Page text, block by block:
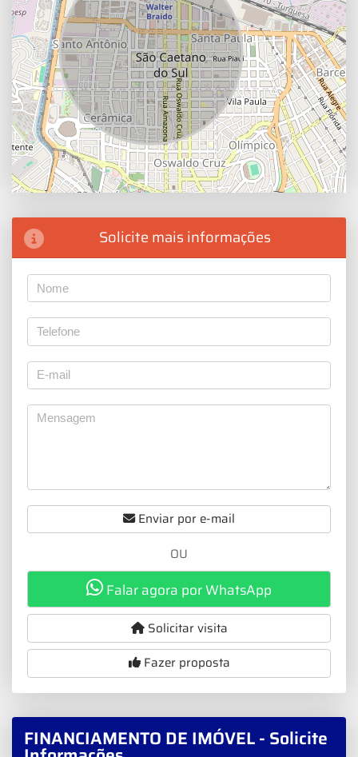
Solicite mais informações
Enviar por e-mail
OU
Falar agora por WhatsApp
Solicitar visita
Fazer proposta
FINANCIAMENTO DE IMÓVEL - Solicite